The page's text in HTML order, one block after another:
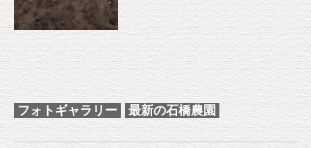
フォトギャラリー 最新の石橋農園